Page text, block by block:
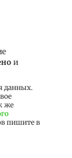
и
данных.
же
пишите в